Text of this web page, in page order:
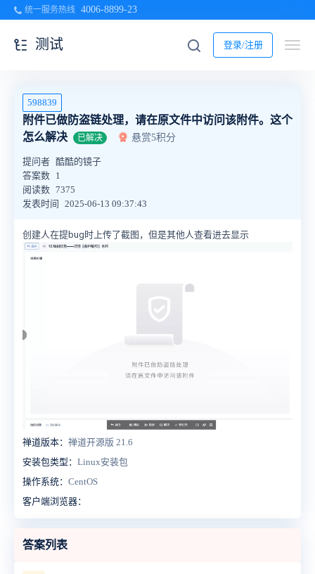
统一服务热线 4006-8899-23
登录/注册
测试
598839
附件已做防盗链处理，请在原文件中访问该附件。这个
怎么解决
已解决 悬赏5积分
提问者 酷酷的镜子
答案数 1
阅读数 7375
发表时间
2025-06-13 09:37:43
创建人在提bug时上传了截图，但是其他人查看进去显示
禅道版本： 禅道开源版 21.6
安装包类型： Linux安装包
操作系统： CentOS
客户端浏览器：
答案列表